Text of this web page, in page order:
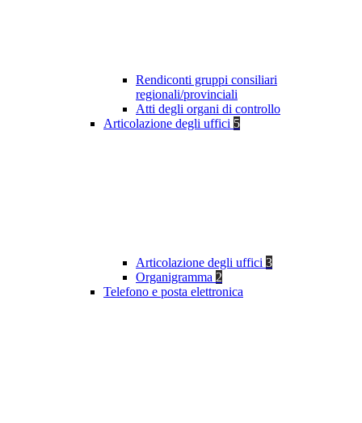
Rendiconti gruppi consiliari
regionali/provinciali
Atti degli organi di controllo
Articolazione degli uffici 5
Articolazione degli uffici 3
Organigramma 2
Telefono e posta elettronica